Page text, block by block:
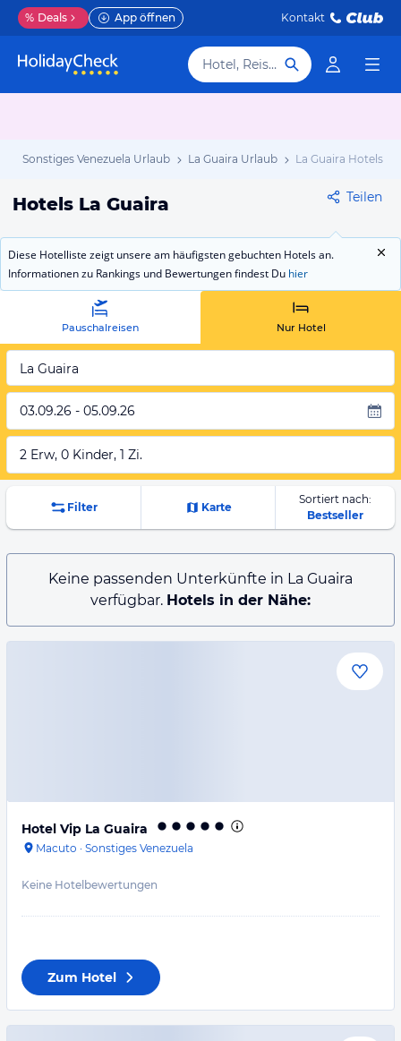
% Deals App öffnen Kontakt
Hotel, Reiseziel
Sonstiges Venezuela Urlaub La Guaira Urlaub La Guaira Hotels
Hotels La Guaira Teilen
Diese Hotelliste zeigt unsere am häufigsten gebuchten Hotels an.
Informationen zu Rankings und Bewertungen findest Du hier
Pauschalreisen Nur Hotel
La Guaira
03.09.26 - 05.09.26
2 Erw, 0 Kinder, 1 Zi.
Filter Karte
Sortiert nach:
Bestseller
Keine passenden Unterkünfte in La Guaira
verfügbar. Hotels in der Nähe:
Hotel Vip La Guaira
Macuto · Sonstiges Venezuela
Keine Hotelbewertungen
Zum Hotel